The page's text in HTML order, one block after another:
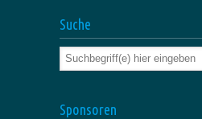
Suche
Sponsoren